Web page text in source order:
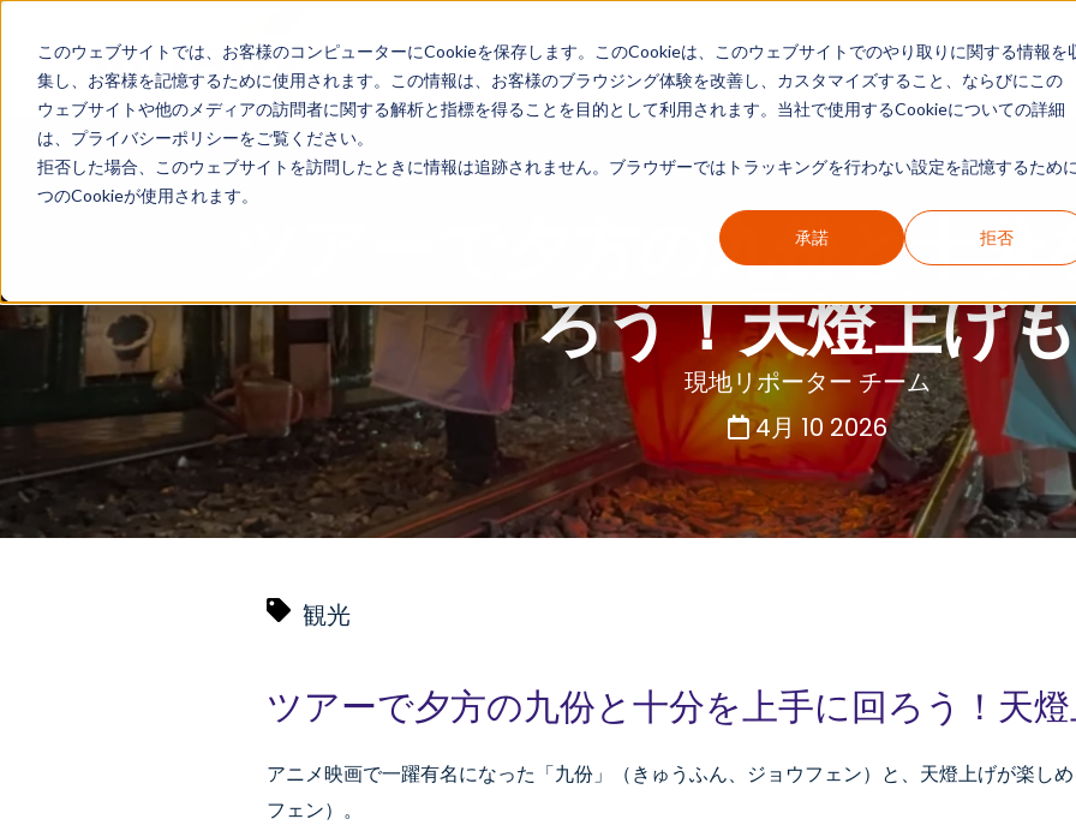
このウェブサイトでは、お客様のコンピューターにCookieを保存します。このCookieは、このウェブサイトでのやり取りに関する情報を
集し、お客様を記憶するために使用されます。この情報は、お客様のブラウジング体験を改善し、カスタマイズすること、ならびにこの
ウェブサイトや他のメディアの訪問者に関する解析と指標を得ることを目的として利用されます。当社で使用するCookieについての詳細
は、プライバシーポリシーをご覧ください。
拒否した場合、このウェブサイトを訪問したときに情報は追跡されません。ブラウザーではトラッキングを行わない設定を記憶するため
つのCookieが使用されます。
承諾 拒否
ホーム 国別ガイド 現地リポート カテゴリー別ガイド 情報一覧
ツアーで夕方の九份と十
ろう！天燈上げ
現地リポーター チーム
4月 10 2026
観光
ツアーで夕方の九份と十分を上手に回ろう！天
アニメ映画で一躍有名になった「九份」（きゅうふん、ジョウフェン）と、天燈上げが楽し
フェン）。